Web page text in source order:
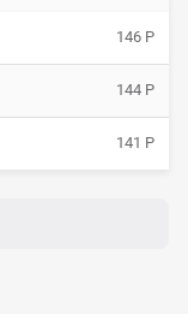
146 P
144 P
141 P